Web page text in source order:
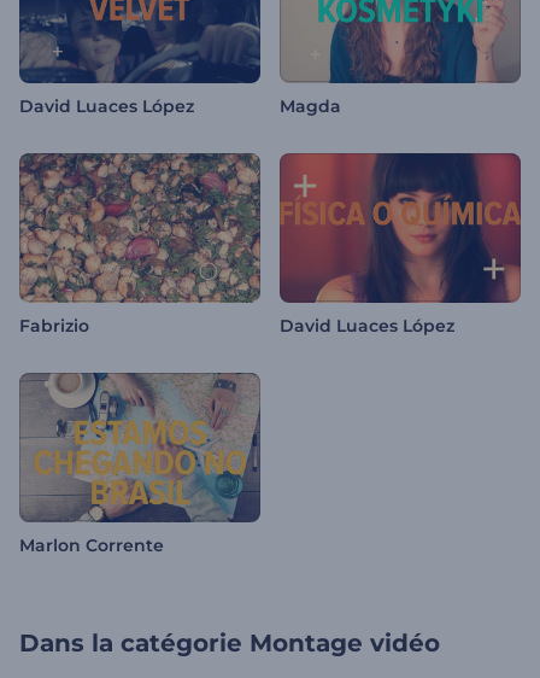
David Luaces López Magda
Fabrizio David Luaces López
Marlon Corrente
Dans la catégorie Montage vidéo